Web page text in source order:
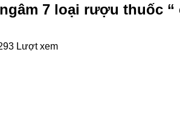
7 loại rượu thuốc “
Lượt xem